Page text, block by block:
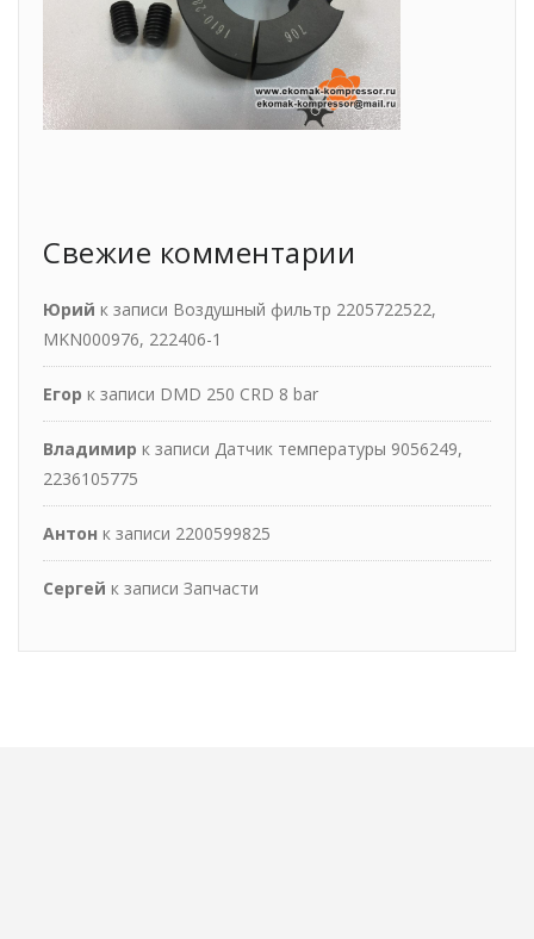
Свежие комментарии
Юрий к записи Воздушный фильтр 2205722522,
MKN000976, 222406-1
Егор к записи DMD 250 CRD 8 bar
Владимир к записи Датчик температуры 9056249,
2236105775
Антон к записи 2200599825
Сергей к записи Запчасти